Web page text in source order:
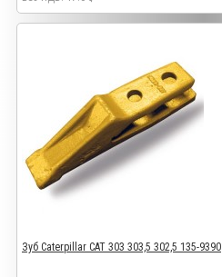
Зуб Caterpillar CAT 303 303,5 302,5 135-9390